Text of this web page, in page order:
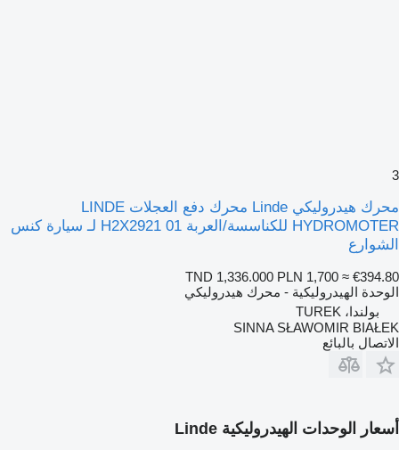
3
محرك هيدروليكي Linde محرك دفع العجلات LINDE
HYDROMOTER للكناسسة/العربة H2X2921 01 لـ سيارة كنس
الشوارع
TND 1,336.000 PLN 1,700 ≈ €394.80
الوحدة الهيدروليكية - محرك هيدروليكي
بولندا، TUREK
SINNA SŁAWOMIR BIAŁEK
الاتصال بالبائع
أسعار الوحدات الهيدروليكية Linde